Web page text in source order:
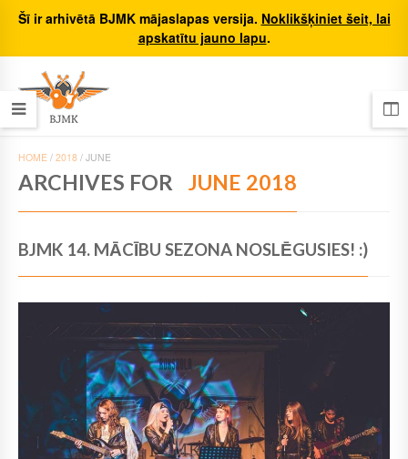
Šī ir arhivētā BJMK mājaslapas versija. Noklikšķiniet šeit, lai
apskatītu jauno lapu.
HOME / 2018 / JUNE
ARCHIVES FOR JUNE 2018
BJMK 14. MĀCĪBU SEZONA NOSLĒGUSIES! :)